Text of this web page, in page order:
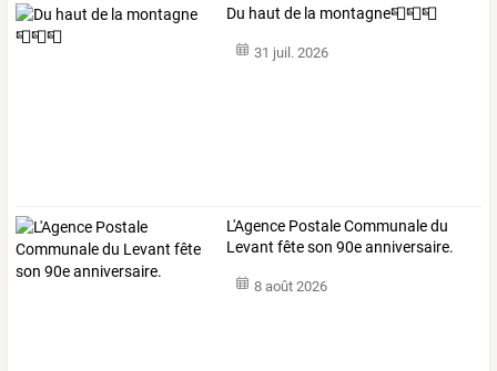
Du haut de la montagne📮📮📮
31 juil. 2026
L'Agence Postale Communale du
Levant fête son 90e anniversaire.
8 août 2026